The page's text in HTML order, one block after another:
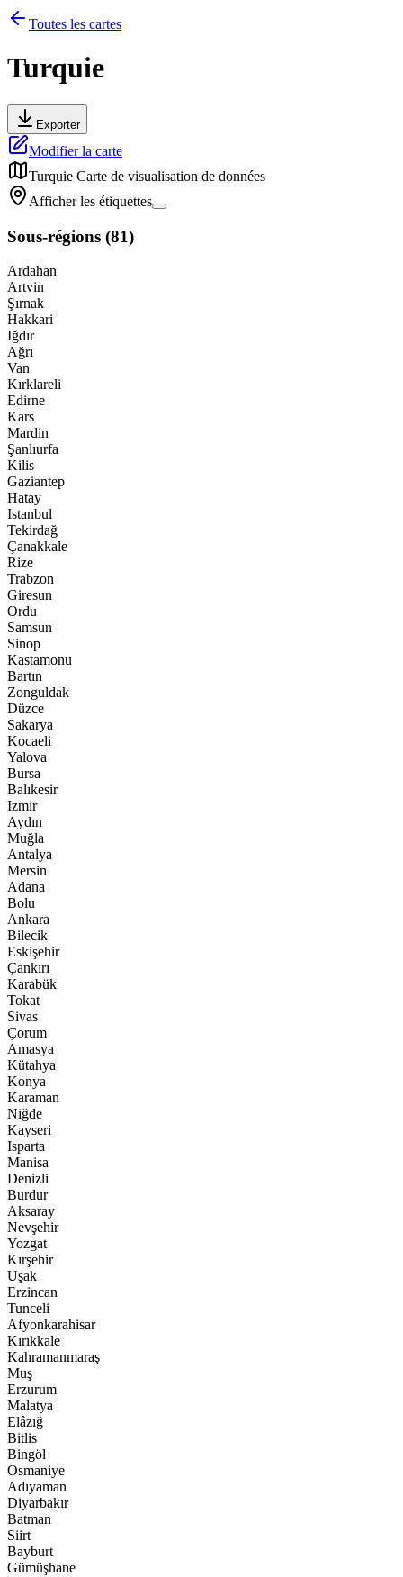
Toutes les cartes
Turquie
Exporter
Modifier la carte
Turquie Carte de visualisation de données
Afficher les étiquettes
Sous-régions (81)
Ardahan
Artvin
Şırnak
Hakkari
Iğdır
Ağrı
Van
Kırklareli
Edirne
Kars
Mardin
Şanlıurfa
Kilis
Gaziantep
Hatay
Istanbul
Tekirdağ
Çanakkale
Rize
Trabzon
Giresun
Ordu
Samsun
Sinop
Kastamonu
Bartın
Zonguldak
Düzce
Sakarya
Kocaeli
Yalova
Bursa
Balıkesir
Izmir
Aydın
Muğla
Antalya
Mersin
Adana
Bolu
Ankara
Bilecik
Eskişehir
Çankırı
Karabük
Tokat
Sivas
Çorum
Amasya
Kütahya
Konya
Karaman
Niğde
Kayseri
Isparta
Manisa
Denizli
Burdur
Aksaray
Nevşehir
Yozgat
Kırşehir
Uşak
Erzincan
Tunceli
Afyonkarahisar
Kırıkkale
Kahramanmaraş
Muş
Erzurum
Malatya
Elâzığ
Bitlis
Bingöl
Osmaniye
Adıyaman
Diyarbakır
Batman
Siirt
Bayburt
Gümüşhane